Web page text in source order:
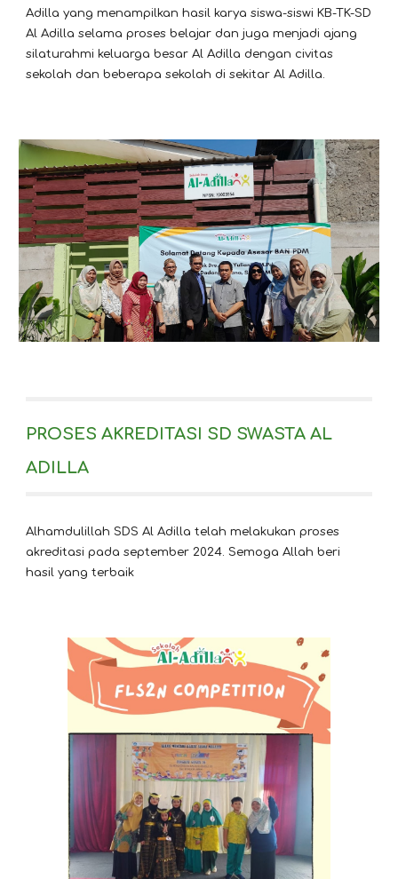
Adillayang menampilkan hasil karya siswa-siswi KB-TK-SD
Al Adilla selama proses belajar dan juga menjadi ajang
silaturahmi keluarga besar Al Adilla dengan civitas
sekolah dan beberapa sekolah di sekitar Al Adilla.
PROSES AKREDITASI SD SWASTA AL
ADILLA
Alhamdulillah SDS Al Adilla telah melakukan proses
akreditasi pada september 2024. Semoga Allah beri
hasil yang terbaik